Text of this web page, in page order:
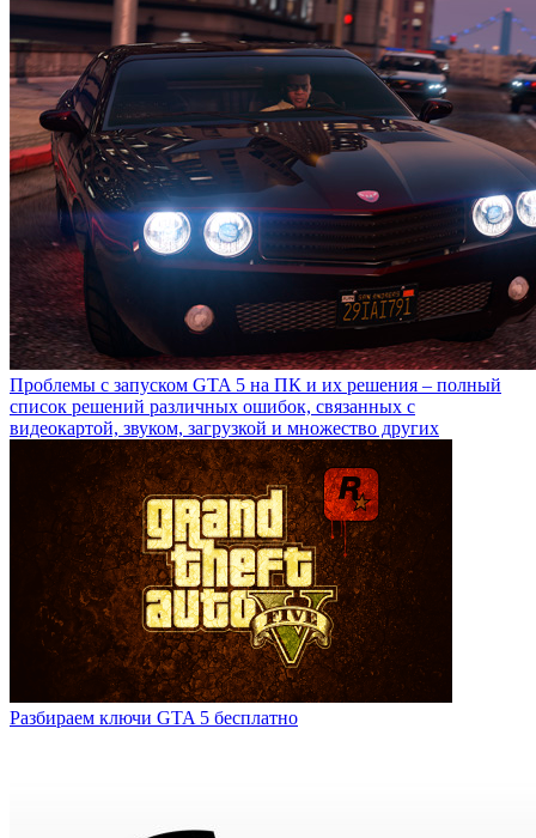
Проблемы с запуском GTA 5 на ПК и их решения – полный
список решений различных ошибок, связанных с
видеокартой, звуком, загрузкой и множество других
Разбираем ключи GTA 5 бесплатно